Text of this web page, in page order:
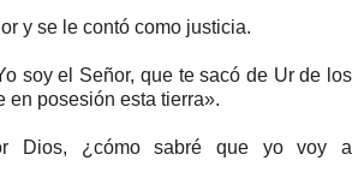
y se le contó como justicia.
soy el Señor, que te sacó de Ur de los
en posesión esta tierra».
Dios, ¿cómo sabré que yo voy a